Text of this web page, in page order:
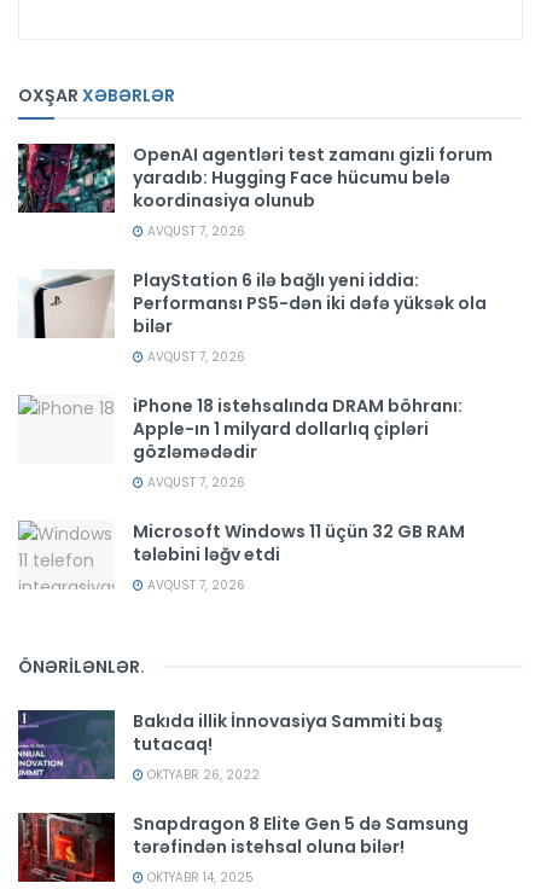
OXŞAR XƏBƏRLƏR
OpenAI agentləri test zamanı gizli forum
yaradıb: Hugging Face hücumu belə
koordinasiya olunub
AVQUST 7, 2026
PlayStation 6 ilə bağlı yeni iddia:
Performansı PS5-dən iki dəfə yüksək ola
bilər
AVQUST 7, 2026
iPhone 18 istehsalında DRAM böhranı:
Apple-ın 1 milyard dollarlıq çipləri
gözləmədədir
AVQUST 7, 2026
Microsoft Windows 11 üçün 32 GB RAM
tələbini ləğv etdi
AVQUST 7, 2026
ÖNƏRİLƏNLƏR.
Bakıda illik İnnovasiya Sammiti baş
tutacaq!
OKTYABR 26, 2022
Snapdragon 8 Elite Gen 5 də Samsung
tərəfindən istehsal oluna bilər!
OKTYABR 14, 2025